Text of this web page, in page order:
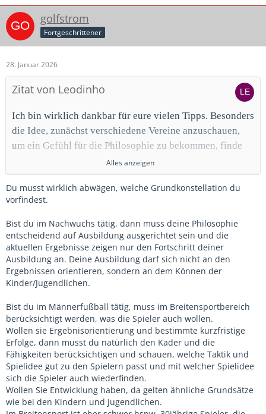
golfstrom
Fortgeschrittener
28. Januar 2026
Zitat von Leodinho
Ich bin wirklich dankbar für eure vielen Tipps. Besonders
die Idee, zunächst verschiedene Vereine anzuschauen,
um ein Gefühl für die Philosophie zu bekommen, finde
ich sehr hilfreich – darauf wäre ich selbst gar nicht
gekommen. Danke dafür.
Auch der Ansatz, zuerst die eigene Spielphilosophie für
nämlich, dass man nicht wirklich harmoniert, wenn man
grundsätzlich andere Vorstellungen hat. Natürlich hat
man eine Traumvorstellung von attraktivem Fußball: gut
organisiert, schnelles Pressing nach Ballverlust, viel
eigener Ballbesitz, aber nicht langweilig, sondern mit
klugen Verlagerungen, um Räume zu öffnen, und mit
Schnittstellenpässen, die wie ein Messer durch warme
Butter gehen.
Gleichzeitig glaube ich aber, dass man sich auch ein
bisschen an den Spielern orientieren muss, die man hat.
Dann kann man das Beste aus ihnen herausholen und sie
nicht in eine Rolle quetschen, in die sie nicht passen.
Alles anzeigen
Du musst wirklich abwägen, welche Grundkonstellation du
vorfindest.
Bist du im Nachwuchs tätig, dann muss deine Philosophie
entscheidend auf Ausbildung ausgerichtet sein und die
aktuellen Ergebnisse zeigen nur den Fortschritt deiner
Ausbildung an. Deine Ausbildung darf sich nicht an den
Ergebnissen orientieren, sondern an dem Können der
Kinder/Jugendlichen.
Bist du im Männerfußball tätig, muss im Breitensportbereich
berücksichtigt werden, was die Spieler auch wollen.
Wollen sie Ergebnisorientierung und bestimmte kurzfristige
Erfolge, dann musst du natürlich den Kader und die
Fähigkeiten berücksichtigen und schauen, welche Taktik und
Spielidee gut zu den Spielern passt und mit welcher Spielidee
sich die Spieler auch wiederfinden.
Wollen Sie Entwicklung haben, da gelten ähnliche Grundsätze
wie bei den Kindern und Jugendlichen.